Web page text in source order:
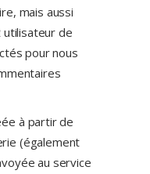
mais aussi
utilisateur de
pour nous
à partir de
(également
au service